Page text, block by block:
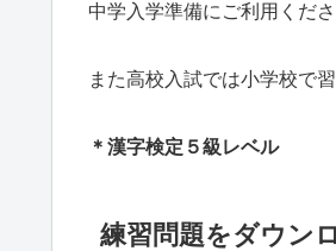
中学入学準備にご利用くださ
また高校入試では小学校で
＊漢字検定５級レベル
練習問題をダウン